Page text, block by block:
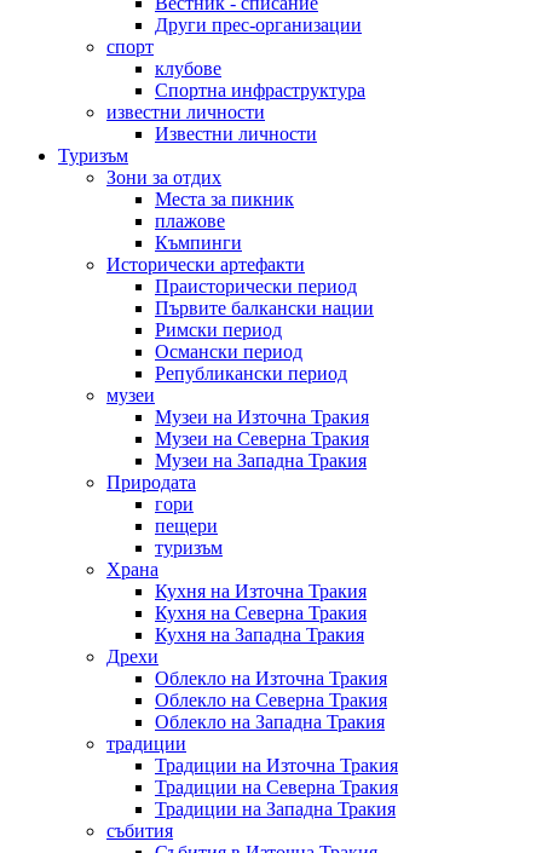
Други прес-организации
спорт
клубове
Спортна инфраструктура
известни личности
Известни личности
Туризъм
Зони за отдих
Места за пикник
плажове
Къмпинги
Исторически артефакти
Праисторически период
Първите балкански нации
Римски период
Османски период
Републикански период
музеи
Музеи на Източна Тракия
Музеи на Северна Тракия
Музеи на Западна Тракия
Природата
гори
пещери
туризъм
Храна
Кухня на Източна Тракия
Кухня на Северна Тракия
Кухня на Западна Тракия
Дрехи
Облекло на Източна Тракия
Облекло на Северна Тракия
Облекло на Западна Тракия
традиции
Традиции на Източна Тракия
Традиции на Северна Тракия
Традиции на Западна Тракия
събития